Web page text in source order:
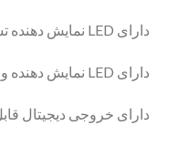
دارای LED نمایش دهنده تشخیص موانع
دارای LED نمایش دهنده وصل بودن تغذیه
دارای خروجی دیجیتال